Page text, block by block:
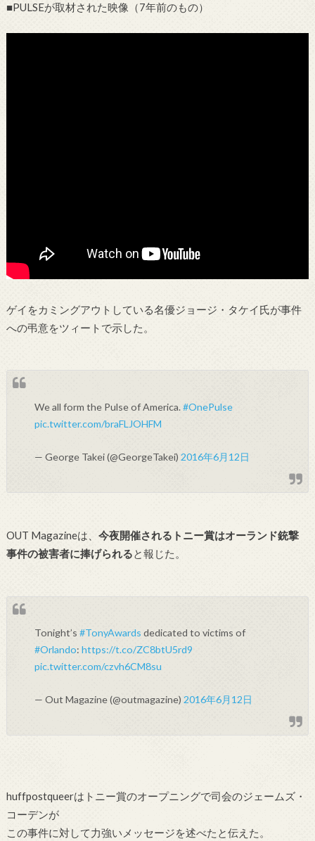
■PULSEが取材された映像（7年前のもの）
ゲイをカミングアウトしている名優ジョージ・タケイ氏が事件
への弔意をツィートで示した。
We all form the Pulse of America.#OnePulse
pic.twitter.com/braFLJOHFM
— George Takei (@GeorgeTakei)2016年6月12日
OUT Magazineは、 今夜開催されるトニー賞はオーランド銃撃
事件の被害者に捧げられると報じた。
Tonight’s#TonyAwards dedicated to victims of
#Orlando:https://t.co/ZC8btU5rd9
pic.twitter.com/czvh6CM8su
— Out Magazine (@outmagazine)2016年6月12日
huffpostqueerはトニー賞のオープニングで司会のジェームズ・
コーデンが
この事件に対して力強いメッセージを述べたと伝えた。